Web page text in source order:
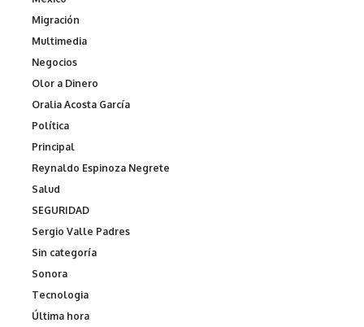
Migración
Multimedia
Negocios
Olor a Dinero
Oralia Acosta García
Política
Principal
Reynaldo Espinoza Negrete
Salud
SEGURIDAD
Sergio Valle Padres
Sin categoría
Sonora
Tecnologia
Última hora